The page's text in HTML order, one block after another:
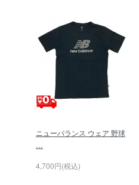
ニューバランス ウェア 野球
…
4,700円(税込)